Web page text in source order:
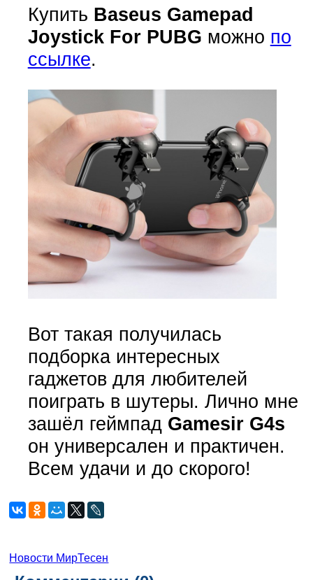
Купить Baseus Gamepad
Joystick For PUBG можно по
ссылке.
Вот такая получилась
подборка интересных
гаджетов для любителей
поиграть в шутеры. Лично мне
зашёл геймпад Gamesir G4s
он универсален и практичен.
Всем удачи и до скорого!
Новости МирТесен